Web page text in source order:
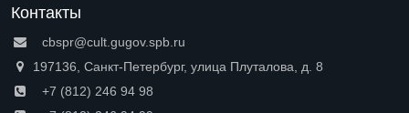
Контакты
cbspr@cult.gugov.spb.ru
197136, Санкт-Петербург, улица Плуталова, д. 8
+7 (812) 246 94 98